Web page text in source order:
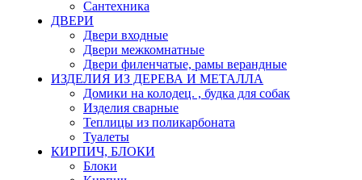
Сантехника
ДВЕРИ
Двери входные
Двери межкомнатные
Двери филенчатые, рамы верандные
ИЗДЕЛИЯ ИЗ ДЕРЕВА И МЕТАЛЛА
Домики на колодец. , будка для собак
Изделия сварные
Теплицы из поликарбоната
Туалеты
КИРПИЧ, БЛОКИ
Блоки